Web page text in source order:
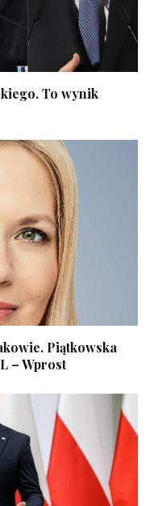
To wynik
Piątkowska
– Wprost